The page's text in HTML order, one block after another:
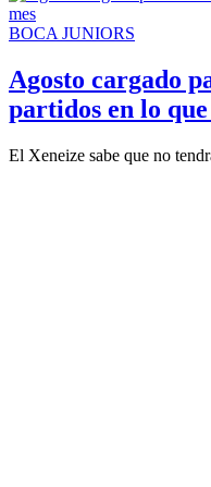
BOCA JUNIORS
Agosto cargado
partidos en lo
El Xeneize sabe que no